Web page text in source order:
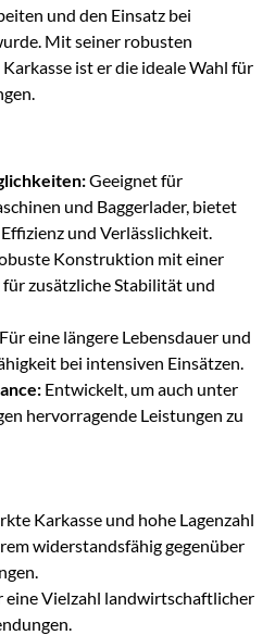
und den Einsatz bei
Mit seiner robusten
ist er die ideale Wahl für
Geeignet für
und Baggerlader, bietet
und Verlässlichkeit.
Konstruktion mit einer
zusätzliche Stabilität und
Für eine längere Lebensdauer und
bei intensiven Einsätzen.
Entwickelt, um auch unter
hervorragende Leistungen zu
Karkasse und hohe Lagenzahl
widerstandsfähig gegenüber
eine Vielzahl landwirtschaftlicher